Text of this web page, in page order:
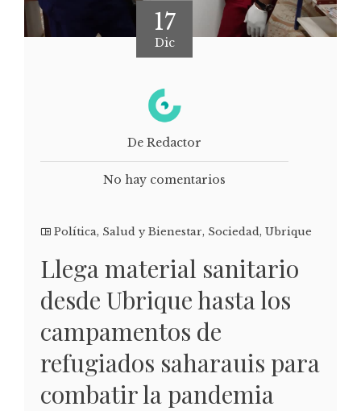
17
Dic
De Redactor
No hay comentarios
Política, Salud y Bienestar, Sociedad, Ubrique
Llega material sanitario
desde Ubrique hasta los
campamentos de
refugiados saharauis para
combatir la pandemia